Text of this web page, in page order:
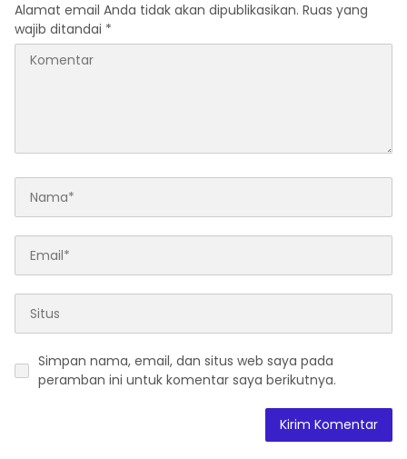
Alamat email Anda tidak akan dipublikasikan. Ruas yang
wajib ditandai *
Simpan nama, email, dan situs web saya pada
peramban ini untuk komentar saya berikutnya.